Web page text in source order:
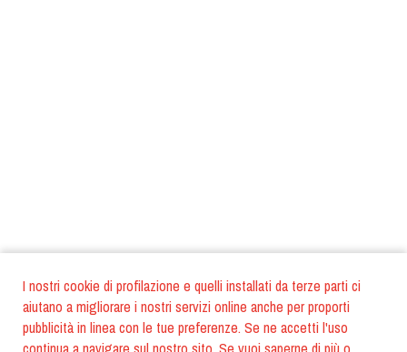
I nostri cookie di profilazione e quelli installati da terze parti ci
aiutano a migliorare i nostri servizi online anche per proporti
pubblicità in linea con le tue preferenze. Se ne accetti l'uso